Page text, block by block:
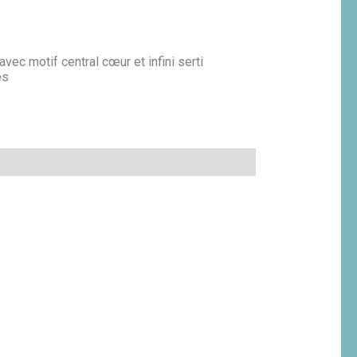
motif central cœur et infini serti